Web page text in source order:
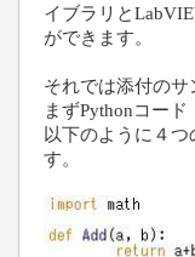
イブラリと
ができます。
それでは添付のサ
まずPythonコード
以下のように４
す。